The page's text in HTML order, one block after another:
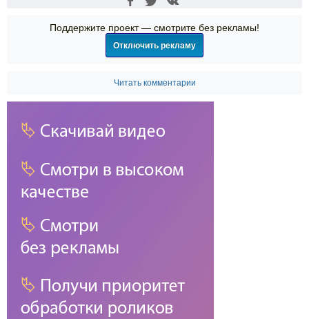
Поддержите проект — смотрите без рекламы!
Отключить рекламу
Читать комментарии